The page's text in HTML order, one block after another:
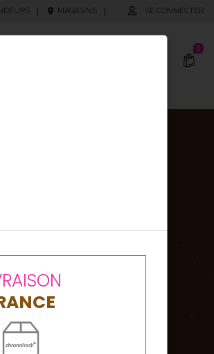
MAGASINS SE CONNECTER
0
ou
les
vous
!